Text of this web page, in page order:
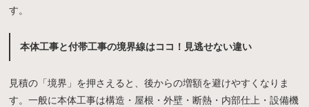
す。
本体工事と付帯工事の境界線はココ！見逃せない違い
見積の「境界」を押さえると、後からの増額を避けやすくなりま
す。一般に本体工事は構造・屋根・外壁・断熱・内部仕上・設備機